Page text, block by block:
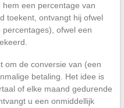
een percentage van
toekent, ontvangt hij ofwel
ofwel een
om de conversie van (een
betaling. Het idee is
of elke maand gedurende
u een onmiddellijk